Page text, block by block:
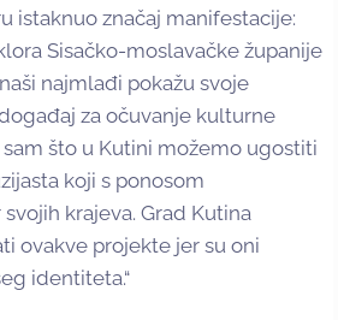
istaknuo značaj manifestacije:
Sisačko-moslavačke županije
najmlađi pokažu svoje
za očuvanje kulturne
što u Kutini možemo ugostiti
koji s ponosom
krajeva. Grad Kutina
ovakve projekte jer su oni
identiteta.“